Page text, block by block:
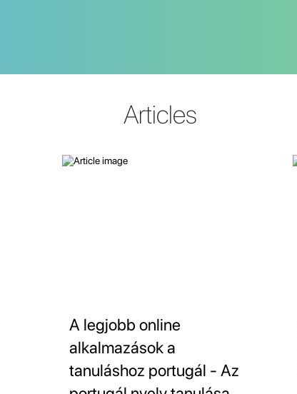
Articles
A legjobb online
alkalmazások a
tanuláshoz portugál - Az